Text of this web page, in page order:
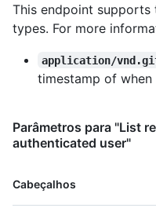
    "subscriptions_url":
"https://HOSTNAME/
"https://HOSTNAME/
    "received_events_url":
"https://HOSTNAME/
  }
This endpoint
types. For more
application/
timestamp of
Parâmetros para "List
authenticated user"
Cabeçalhos
Nome,